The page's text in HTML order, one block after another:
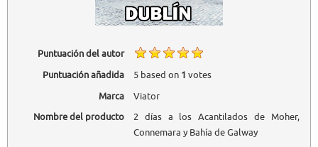
Puntuación del autor
Puntuación añadida
5based on 1 votes
Marca
Viator
Nombre del producto
2 días a los Acantilados de Moher,
Connemara y Bahía de Galway